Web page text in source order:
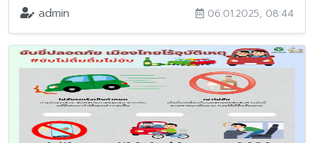
admin 06.01.2025, 08:44